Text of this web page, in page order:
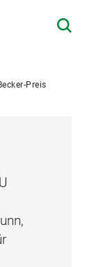
Preis